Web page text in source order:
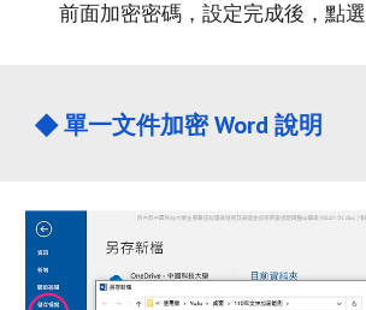
前面加密密碼，設定完成後，點選
◆ 單一文件加密 Word 說明